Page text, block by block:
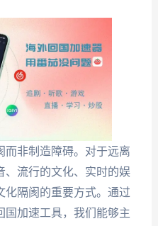
而非制造障碍。对于远离
、流行的文化、实时的娱
化隔阂的重要方式。通过
国加速工具，我们能够主